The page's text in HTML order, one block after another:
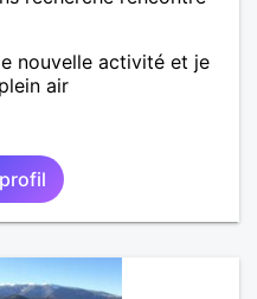
nouvelle activité et je
air